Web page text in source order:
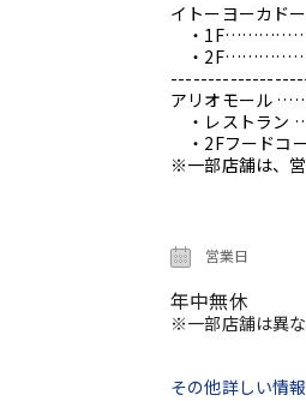
イトーヨーカドー
・
・
アリオモール
・レストラ
・2Fフード
※一部店舗は、営
営業日
年中無休
※一部店舗は異な
その他詳しい情